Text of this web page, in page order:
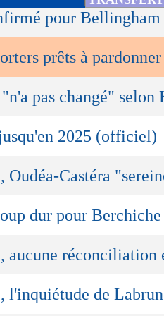
quatre ou cinq
- Youcef Touaitia
pour
prêts à
pas changé" selon
2025 (officiel)
Oudéa-Castéra
dur pour Berchiche
aucune réconciliation
l'inquiétude de